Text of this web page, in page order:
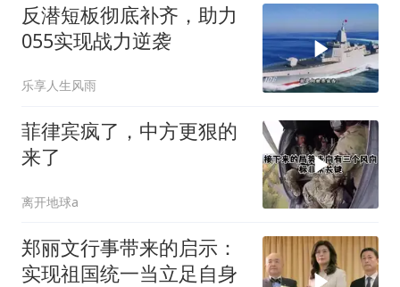
反潜短板彻底补齐，助力
055实现战力逆袭
乐享人生风雨
菲律宾疯了，中方更狠的
来了
离开地球a
郑丽文行事带来的启示：
实现祖国统一当立足自身